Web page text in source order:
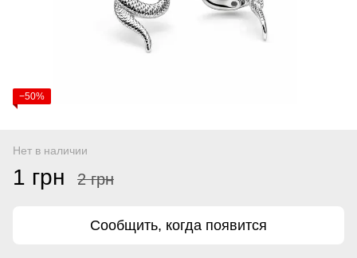
−50%
Нет в наличии
1 грн 2 грн
Сообщить, когда появится